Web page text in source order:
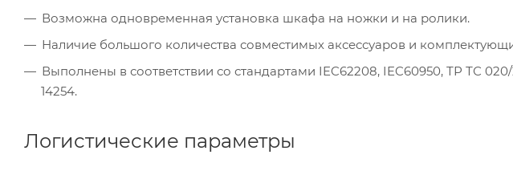
Возможна одновременная установка шкафа на ножки и на ролики.
Наличие большого количества совместимых аксессуаров и
Выполнены в соответствии со стандартами IEC62208, IEC60950, ТР ТС
14254.
Логистические параметры